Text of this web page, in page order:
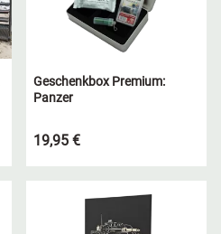
Geschenkbox Premium:
Panzer
19,95 €